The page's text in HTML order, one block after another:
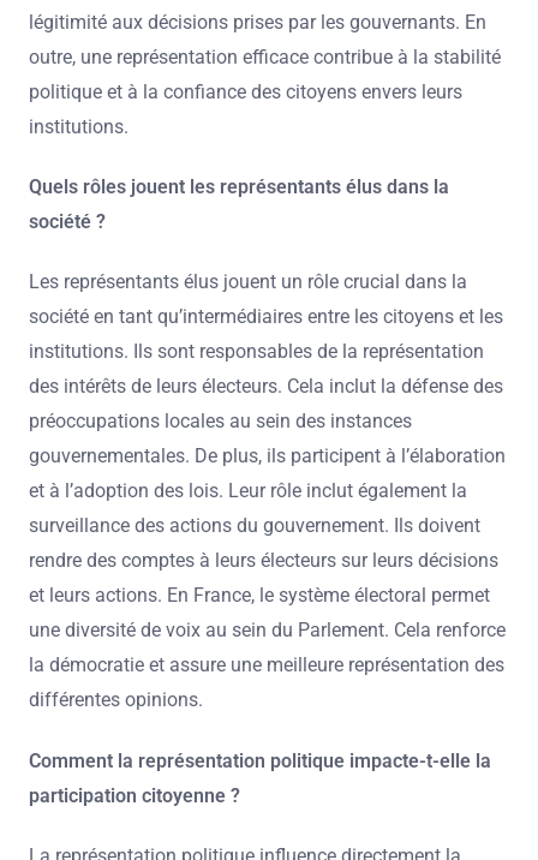
légitimité aux décisions prises par les gouvernants. En
outre, une représentation efficace contribue à la stabilité
politique et à la confiance des citoyens envers leurs
institutions.
Quels rôles jouent les représentants élus dans la
société ?
Les représentants élus jouent un rôle crucial dans la
société en tant qu’intermédiaires entre les citoyens et les
institutions. Ils sont responsables de la représentation
des intérêts de leurs électeurs. Cela inclut la défense des
préoccupations locales au sein des instances
gouvernementales. De plus, ils participent à l’élaboration
et à l’adoption des lois. Leur rôle inclut également la
surveillance des actions du gouvernement. Ils doivent
rendre des comptes à leurs électeurs sur leurs décisions
et leurs actions. En France, le système électoral permet
une diversité de voix au sein du Parlement. Cela renforce
la démocratie et assure une meilleure représentation des
différentes opinions.
Comment la représentation politique impacte-t-elle la
participation citoyenne ?